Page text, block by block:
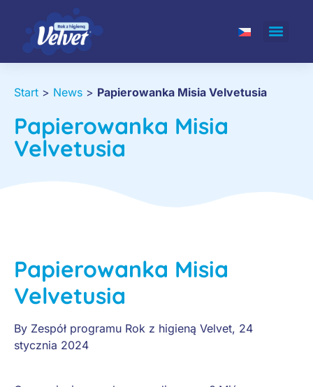
Start > News > Papierowanka Misia Velvetusia
Papierowanka Misia
Velvetusia
Papierowanka Misia
Velvetusia
By Zespół programu Rok z higieną Velvet, 24
stycznia 2024